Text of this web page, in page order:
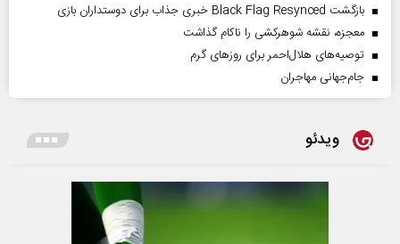
بازگشت Black Flag Resynced خبری جذاب برای دوستداران بازی
معجزه، نقشه شوهرکشی را ناکام گذاشت
توصیه‌های هلال‌احمر برای روز‌های گرم
جام‌جهانی مهاجران
ویدئو